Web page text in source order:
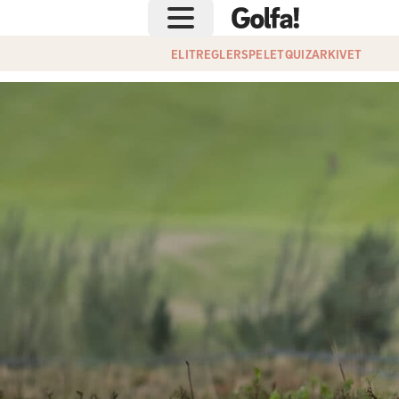
ELITREGLERSPELETQUIZARKIVET